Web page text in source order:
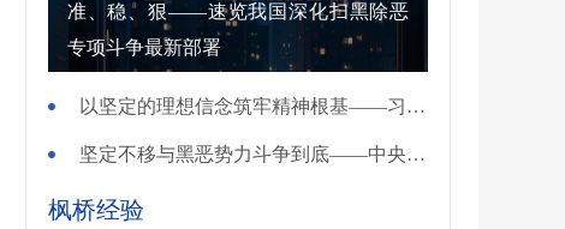
准、稳、狠——速览我国深化扫黑除恶
专项斗争最新部署
以坚定的理想信念筑牢精神根基——习近平党建思想理论品格系列述评之一
坚定不移与黑恶势力斗争到底——中央政法委负责同志就开展深化扫黑除恶专项斗争有关问题答记者问
枫桥经验